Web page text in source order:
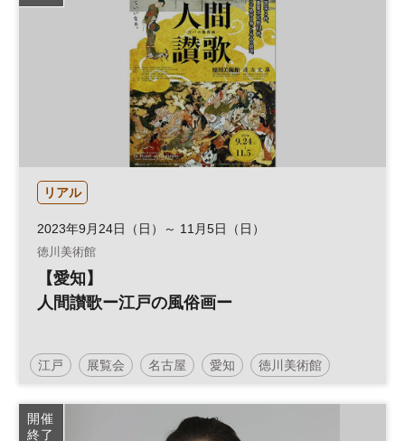
リアル
2023年9月24日（日）～ 11月5日（日）
徳川美術館
【愛知】
人間讃歌ー江戸の風俗画ー
江戸 展覧会 名古屋 愛知 徳川美術館
開催
終了